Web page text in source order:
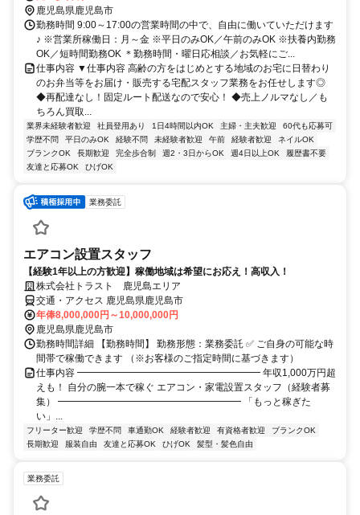
鹿児島県鹿児島市
勤務時間 9:00～17:00の営業時間の中で、自由に働いていただけます
♪ ※営業所稼働日：月～金 ※平日のみOK／午前のみOK ※扶養内勤務
OK／短時間勤務OK ＊勤務時間・曜日応相談／お気軽にご...
仕事内容 ▼仕事内容 高齢の方をはじめとする地域のお宅に日替わり
のお弁当等をお届け・販売する宅配スタッフ業務をお任せします◎
◆再配達なし！固定ルート配送なので安心！ ◆売上ノルマなし／も
ちろん買取...
業界未経験者歓迎 社員登用あり 1日4時間以内OK 主婦・主夫歓迎
60代も応募可
学歴不問
平日のみOK 経験不問 未経験者歓迎 午前 経験者歓迎
ネイルOK
ブランクOK
長期歓迎 完全歩合制 週2・3日からOK 週4日以上OK
履歴書不要
友達と応募OK
ひげOK
業務委託
エアコン設置スタッフ
【経験1年以上の方歓迎】稼働地域は希望にお応え！高収入！
株式会社トラスト 鹿児島エリア
交通・アクセス 鹿児島県鹿児島市
年俸8,000,000円～10,000,000円
鹿児島県鹿児島市
勤務時間詳細 【勤務時間】 勤務形態：業務委託 ✅ ご自身の可能な時
間帯で稼働できます （※お客様のご指定時間に基づきます）
仕事内容 ━━━━━━━━━━━━━━━━━━━ 年収1,000万円超
えも！ 自分の腕一本で稼ぐ エアコン・家電設置スタッフ（経験者募
集） ━━━━━━━━━━━━━━━━━━━ 「もっと稼ぎた
い」...
フリーター歓迎 学歴不問 車通勤OK 経験者歓迎 有資格者歓迎
ブランクOK
長期歓迎
服装自由 友達と応募OK ひげOK 髪型・髪色自由
業務委託